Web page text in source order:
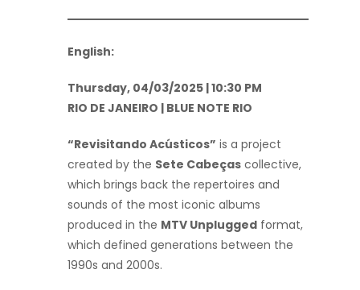
English:
Thursday, 04/03/2025 | 10:30 PM
RIO DE JANEIRO | BLUE NOTE RIO
“Revisitando Acústicos” is a project
created by the Sete Cabeças collective,
which brings back the repertoires and
sounds of the most iconic albums
produced in the MTV Unplugged format,
which defined generations between the
1990s and 2000s.